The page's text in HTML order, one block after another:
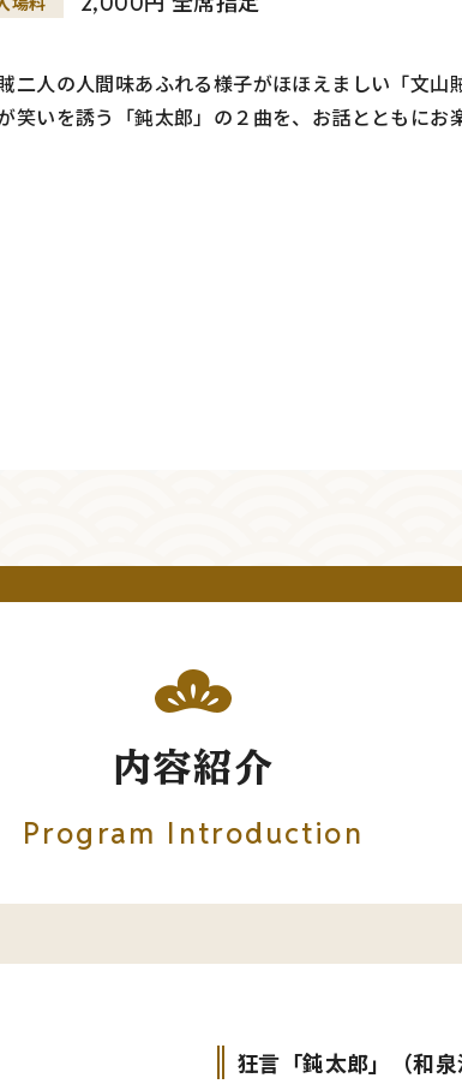
二人の人間味あふれる様子がほほえましい「文
笑いを誘う「鈍太郎」の２曲を、お話とともにお
内容紹介
Program Introduction
狂言「鈍太郎」（和